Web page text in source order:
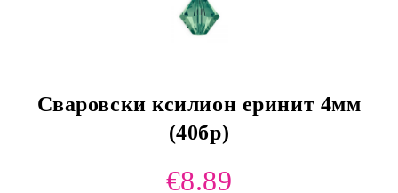
Сваровски ксилион еринит 4мм
(40бр)
€8.89